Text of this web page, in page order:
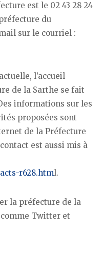
est le 02 43 28 24
du
sur le courriel :
l’accueil
de la Sarthe se fait
informations sur les
proposées sont
de la Préfecture
est aussi mis à
r628.html.
la préfecture de la
Twitter et